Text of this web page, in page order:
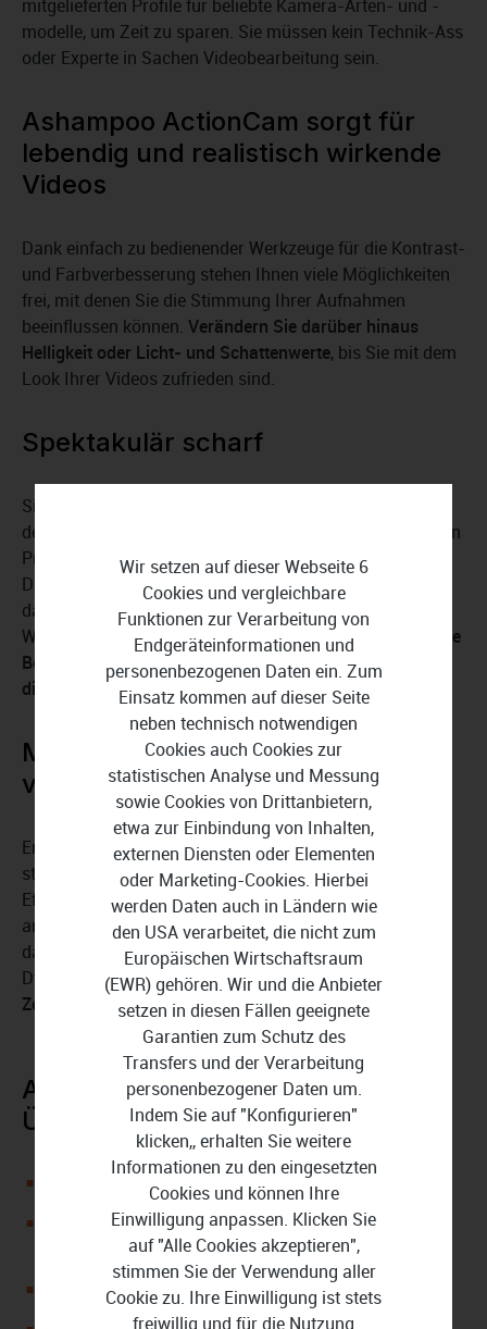
mitgelieferten Profile für beliebte Kamera-Arten- und -
modelle, um Zeit zu sparen. Sie müssen kein Technik-Ass
oder Experte in Sachen Videobearbeitung sein.
Ashampoo ActionCam sorgt für
lebendig und realistisch wirkende
Videos
Dank einfach zu bedienender Werkzeuge für die Kontrast-
und Farbverbesserung stehen Ihnen viele Möglichkeiten
frei, mit denen Sie die Stimmung Ihrer Aufnahmen
beeinflussen können. Verändern Sie darüber hinaus
Helligkeit oder Licht- und Schattenwerte, bis Sie mit dem
Look Ihrer Videos zufrieden sind.
Spektakulär scharf
Sind Ihre Aufnahmen unscharf oder nicht im Fokus? In
den meisten Fällen ist das für Ashampoo ActionCam kein
Problem. Egal, ob Sie Videos während eines
Drohnenflugs gemacht, mit einem Mountainbike durch
das Gelände gefahren oder Flora und Fauna unter
Wasser mit Ihrer Kamera festgehalten haben,
das clevere
Bearbeitungsprogramm kümmert sich darum, dass Sie
die Dinge, die wichtig sind, klar sehen.
Mit Ashampoo ActionCam
verwirklicht Ihre kreativen Ideen
Ergänzen Sie Szenen durch Text-Kommentare oder
statten Sie besondere Momente mit beeindruckenden
Effekten aus. Wählen Sie dabei aus einer großen Palette
an Werkzeugen unter anderem denTilt-Shift-Filter
das selektive Weichzeichnen. Brauchen Sie mehr
Dynamik in Ihren Videos, dann bauen SieZeitlupen
Zeitraffer
ein.
Ashampoo ActionCam im
Überblick:
Stabilisiert verwackelte Videos mit wenigen Klicks
Hilft beim Schneiden und Zusammenfügen von
Geeignet für die Kontrast- und Farboptimierung
Wir setzen auf dieser Webseite 6
Cookies und vergleichbare
Funktionen zur Verarbeitung von
Endgeräteinformationen und
personenbezogenen Daten ein. Zum
Einsatz kommen auf dieser Seite
neben technisch notwendigen
Cookies auch Cookies zur
statistischen Analyse und Messung
sowie Cookies von Drittanbietern,
etwa zur Einbindung von Inhalten,
externen Diensten oder Elementen
oder Marketing-Cookies. Hierbei
werden Daten auch in Ländern wie
den USA verarbeitet, die nicht zum
Europäischen Wirtschaftsraum
(EWR) gehören. Wir und die Anbieter
setzen in diesen Fällen geeignete
Garantien zum Schutz des
Transfers und der Verarbeitung
personenbezogener Daten um.
Indem Sie auf "Konfigurieren"
klicken,, erhalten Sie weitere
Informationen zu den eingesetzten
Cookies und können Ihre
Einwilligung anpassen. Klicken Sie
auf "Alle Cookies akzeptieren",
stimmen Sie der Verwendung aller
Cookie zu. Ihre Einwilligung ist stets
freiwillig und für die Nutzung